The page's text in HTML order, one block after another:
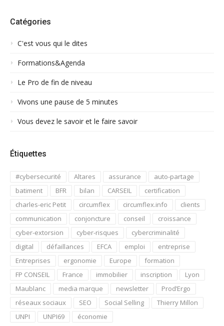
Catégories
C'est vous qui le dites
Formations&Agenda
Le Pro de fin de niveau
Vivons une pause de 5 minutes
Vous devez le savoir et le faire savoir
Étiquettes
#cybersecurité Altares assurance
auto-partage
batiment
BFR bilan CARSEIL
certification
charles-eric Petit
circumflex circumflex.info
clients
communication
conjoncture conseil
croissance
cyber-extorsion
cyber-risques
cybercriminalité
digital
défaillances EFCA emploi
entreprise
Entreprises
ergonomie Europe
formation
FP CONSEIL
France immobilier inscription
Lyon
Maublanc
media marque newsletter
Prod’Ergo
réseaux sociaux
SEO Social Selling
Thierry Millon
UNPI
UNPI69 économie